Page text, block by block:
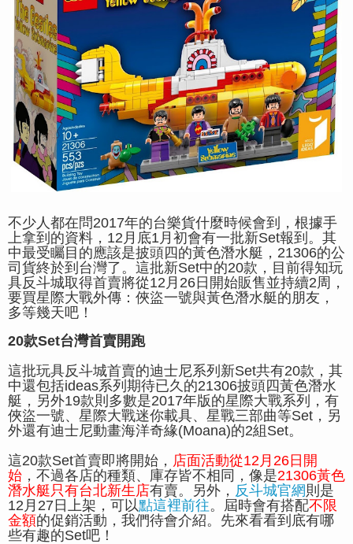
不少人都在問2017年的台樂貨什麼時候會到，根據手
上拿到的資料，12月底1月初會有一批新Set報到。其
中最受矚目的應該是披頭四的黃色潛水艇，21306的公
司貨終於到台灣了。這批新Set中的20款，目前得知玩
具反斗城取得首賣將從12月26日開始販售並持續2周，
要買星際大戰外傳：俠盜一號與黃色潛水艇的朋友，
多等幾天吧！
20款Set台灣首賣開跑
這批玩具反斗城首賣的迪士尼系列新Set共有20款，其
中還包括ideas系列期待已久的21306披頭四黃色潛水
艇，另外19款則多數是2017年版的星際大戰系列，有
俠盜一號、星際大戰迷你載具、星戰三部曲等Set，另
外還有迪士尼動畫海洋奇緣(Moana)的2組Set。
這20款Set首賣即將開始， 店面活動從12月26日開
始 ，不過各店的種類、庫存皆不相同，像是21306黃色
潛水艇只有台北新生店有賣。另外， 反斗城官網 則是
12月27日上架，可以點這裡前往。屆時會有搭配不限
金額的促銷活動，我們待會介紹。先來看看到底有哪
些有趣的Set吧！